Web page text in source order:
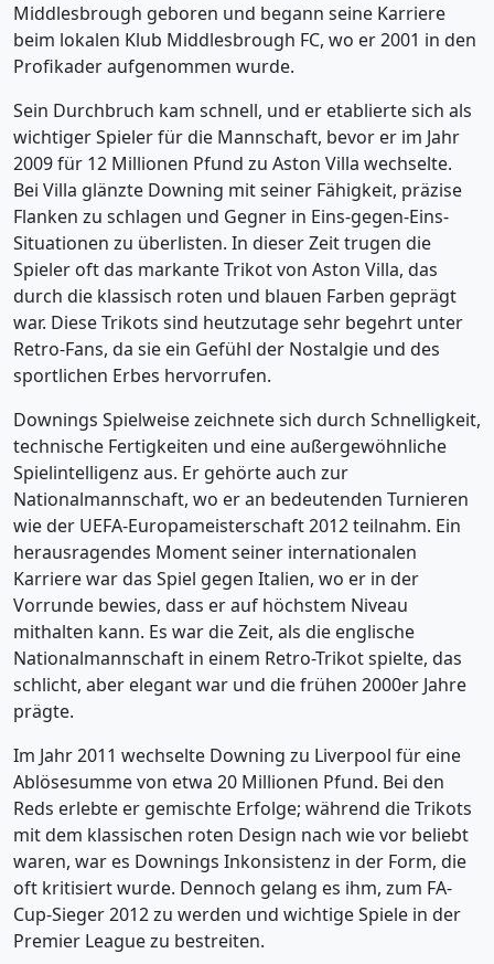
Middlesbrough geboren und begann seine Karriere
beim lokalen Klub Middlesbrough FC, wo er 2001 in den
Profikader aufgenommen wurde.
Sein Durchbruch kam schnell, und er etablierte sich als
wichtiger Spieler für die Mannschaft, bevor er im Jahr
2009 für 12 Millionen Pfund zu Aston Villa wechselte.
Bei Villa glänzte Downing mit seiner Fähigkeit, präzise
Flanken zu schlagen und Gegner in Eins-gegen-Eins-
Situationen zu überlisten. In dieser Zeit trugen die
Spieler oft das markante Trikot von Aston Villa, das
durch die klassisch roten und blauen Farben geprägt
war. Diese Trikots sind heutzutage sehr begehrt unter
Retro-Fans, da sie ein Gefühl der Nostalgie und des
sportlichen Erbes hervorrufen.
Downings Spielweise zeichnete sich durch Schnelligkeit,
technische Fertigkeiten und eine außergewöhnliche
Spielintelligenz aus. Er gehörte auch zur
Nationalmannschaft, wo er an bedeutenden Turnieren
wie der UEFA-Europameisterschaft 2012 teilnahm. Ein
herausragendes Moment seiner internationalen
Karriere war das Spiel gegen Italien, wo er in der
Vorrunde bewies, dass er auf höchstem Niveau
mithalten kann. Es war die Zeit, als die englische
Nationalmannschaft in einem Retro-Trikot spielte, das
schlicht, aber elegant war und die frühen 2000er Jahre
prägte.
Im Jahr 2011 wechselte Downing zu Liverpool für eine
Ablösesumme von etwa 20 Millionen Pfund. Bei den
Reds erlebte er gemischte Erfolge; während die Trikots
mit dem klassischen roten Design nach wie vor beliebt
waren, war es Downings Inkonsistenz in der Form, die
oft kritisiert wurde. Dennoch gelang es ihm, zum FA-
Cup-Sieger 2012 zu werden und wichtige Spiele in der
Premier League zu bestreiten.